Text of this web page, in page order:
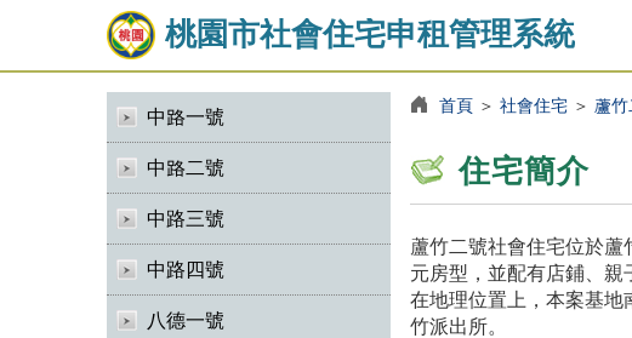
桃園市社會住宅申租管理系統
中路一號
中路二號
中路三號
中路四號
八德一號
首頁＞ 社會住宅＞ 蘆
住宅簡介
蘆竹二號社會住宅位於
元房型，並配有店鋪、親
在地理位置上，本案基地
竹派出所。